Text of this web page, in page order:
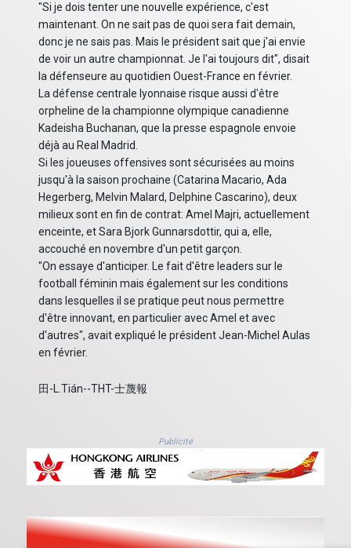
"Si je dois tenter une nouvelle expérience, c'est
maintenant. On ne sait pas de quoi sera fait demain,
donc je ne sais pas. Mais le président sait que j'ai envie
de voir un autre championnat. Je l'ai toujours dit", disait
la défenseure au quotidien Ouest-France en février.
La défense centrale lyonnaise risque aussi d'être
orpheline de la championne olympique canadienne
Kadeisha Buchanan, que la presse espagnole envoie
déjà au Real Madrid.
Si les joueuses offensives sont sécurisées au moins
jusqu'à la saison prochaine (Catarina Macario, Ada
Hegerberg, Melvin Malard, Delphine Cascarino), deux
milieux sont en fin de contrat: Amel Majri, actuellement
enceinte, et Sara Bjork Gunnarsdottir, qui a, elle,
accouché en novembre d'un petit garçon.
"On essaye d'anticiper. Le fait d'être leaders sur le
football féminin mais également sur les conditions
dans lesquelles il se pratique peut nous permettre
d'être innovant, en particulier avec Amel et avec
d'autres", avait expliqué le président Jean-Michel Aulas
en février.
田-L.Tián--THT-士蔑報
Publicité